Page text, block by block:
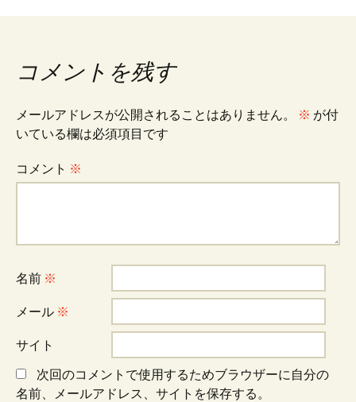
稿
ナ
ビ
ゲ
シ
ョ
ン
コメントを残す
メールアドレスが公開されることはありません。 ※ が付
いている欄は必須項目です
コメント ※
名前 ※
メール ※
サイト
次回のコメントで使用するためブラウザーに自分の
名前、メールアドレス、サイトを保存する。